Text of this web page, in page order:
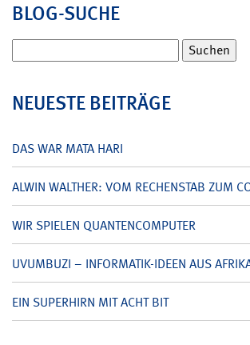
BLOG-SUCHE
nach:
NEUESTE BEITRÄGE
DAS WAR MATA HARI
ALWIN WALTHER: VOM RECHENSTAB ZUM
WIR SPIELEN QUANTENCOMPUTER
UVUMBUZI – INFORMATIK-IDEEN AUS
EIN SUPERHIRN MIT ACHT BIT